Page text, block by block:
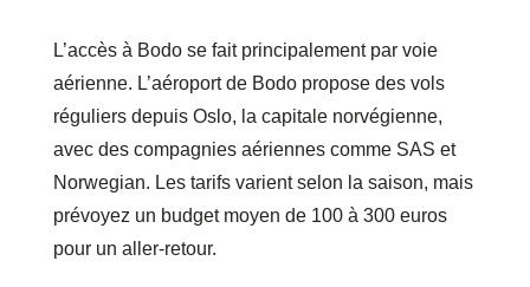
L’accès à Bodo se fait principalement par voie
aérienne. L’aéroport de Bodo propose des vols
réguliers depuis Oslo, la capitale norvégienne,
avec des compagnies aériennes comme SAS et
Norwegian. Les tarifs varient selon la saison, mais
prévoyez un budget moyen de 100 à 300 euros
pour un aller-retour.